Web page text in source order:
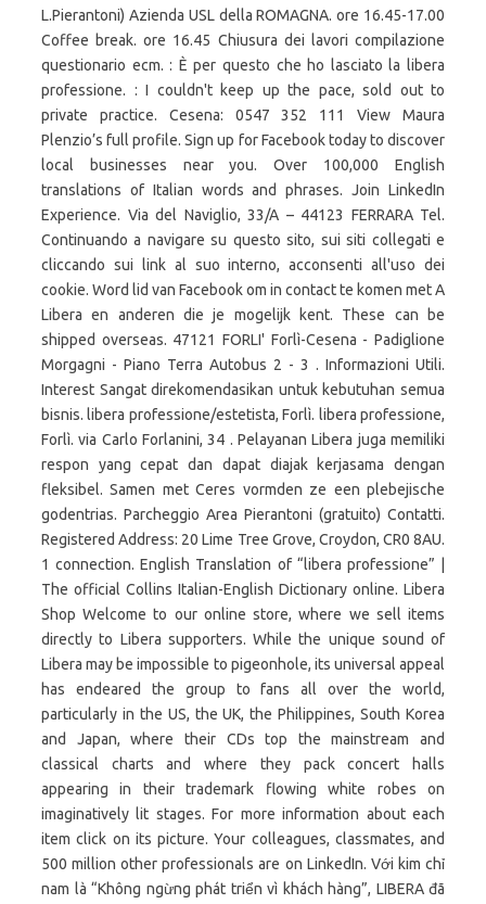
L.Pierantoni) Azienda USL della ROMAGNA. ore 16.45-17.00
Coffee break. ore 16.45 Chiusura dei lavori compilazione
questionario ecm. : È per questo che ho lasciato la libera
professione. : I couldn't keep up the pace, sold out to
private practice. Cesena: 0547 352 111 View Maura
Plenzio’s full profile. Sign up for Facebook today to discover
local businesses near you. Over 100,000 English
translations of Italian words and phrases. Join LinkedIn
Experience. Via del Naviglio, 33/A – 44123 FERRARA Tel.
Continuando a navigare su questo sito, sui siti collegati e
cliccando sui link al suo interno, acconsenti all'uso dei
cookie. Word lid van Facebook om in contact te komen met A
Libera en anderen die je mogelijk kent. These can be
shipped overseas. 47121 FORLI' Forlì-Cesena - Padiglione
Morgagni - Piano Terra Autobus 2 - 3 . Informazioni Utili.
Interest Sangat direkomendasikan untuk kebutuhan semua
bisnis. libera professione/estetista, Forlì. libera professione,
Forlì. via Carlo Forlanini, 34 . Pelayanan Libera juga memiliki
respon yang cepat dan dapat diajak kerjasama dengan
fleksibel. Samen met Ceres vormden ze een plebejische
godentrias. Parcheggio Area Pierantoni (gratuito) Contatti.
Registered Address: 20 Lime Tree Grove, Croydon, CR0 8AU.
1 connection. English Translation of “libera professione” |
The official Collins Italian-English Dictionary online. Libera
Shop Welcome to our online store, where we sell items
directly to Libera supporters. While the unique sound of
Libera may be impossible to pigeonhole, its universal appeal
has endeared the group to fans all over the world,
particularly in the US, the UK, the Philippines, South Korea
and Japan, where their CDs top the mainstream and
classical charts and where they pack concert halls
appearing in their trademark flowing white robes on
imaginatively lit stages. For more information about each
item click on its picture. Your colleagues, classmates, and
500 million other professionals are on LinkedIn. Với kim chỉ
nam là “Không ngừng phát triển vì khách hàng”, LIBERA đã